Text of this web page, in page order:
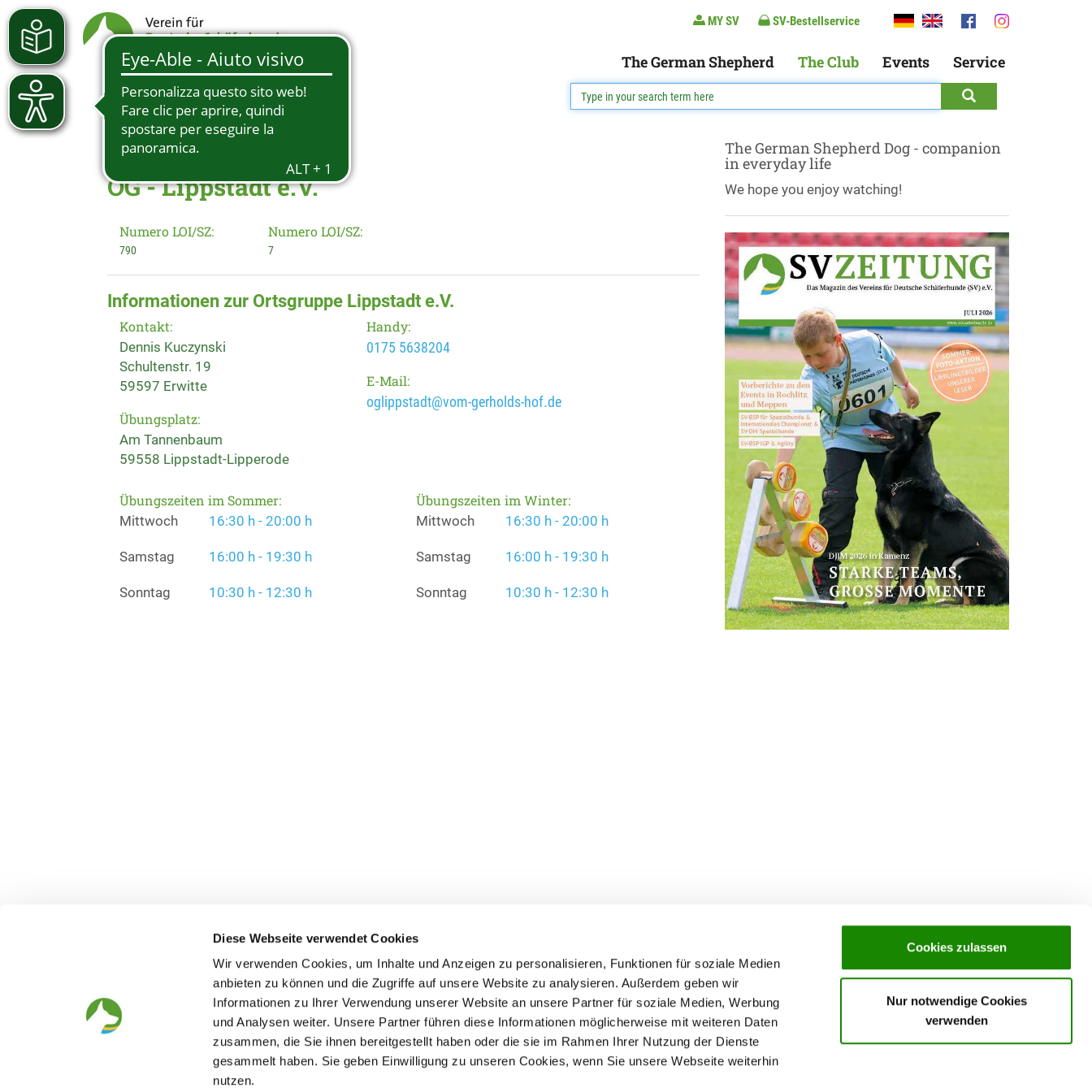
Diese Webseite verwendet Cookies
Wir verwenden Cookies, um Inhalte und Anzeigen zu personalisieren, Funktionen für soziale Medien
anbieten zu können und die Zugriffe auf unsere Website zu analysieren. Außerdem geben wir
Informationen zu Ihrer Verwendung unserer Website an unsere Partner für soziale Medien, Werbung
und Analysen weiter. Unsere Partner führen diese Informationen möglicherweise mit weiteren Daten
zusammen, die Sie ihnen bereitgestellt haben oder die sie im Rahmen Ihrer Nutzung der Dienste
gesammelt haben. Sie geben Einwilligung zu unseren Cookies, wenn Sie unsere Webseite weiterhin
nutzen.
Cookies zulassen
Nur notwendige Cookies
verwenden
MY SV SV-Bestellservice
The German Shepherd The Club Events Service
OG - Lippstadt e.V.
Numero LOI/SZ:
790
Numero LOI/SZ:
7
Informationen zur Ortsgruppe Lippstadt e.V.
Kontakt:
Dennis Kuczynski
Schultenstr. 19
59597 Erwitte
Übungsplatz:
Am Tannenbaum
59558 Lippstadt-Lipperode
Handy:
0175 5638204
E-Mail:
oglippstadt@vom-gerholds-hof.de
Übungszeiten im Sommer:
Mittwoch 16:30 h - 20:00 h
Samstag 16:00 h - 19:30 h
Sonntag 10:30 h - 12:30 h
Übungszeiten im Winter:
Mittwoch 16:30 h - 20:00 h
Samstag 16:00 h - 19:30 h
Sonntag 10:30 h - 12:30 h
The German Shepherd Dog - companion
in everyday life
We hope you enjoy watching!
The German Shepherd
Everything about the breed
Breeding and upbringing
Helper and saviour
The Club
Structur
SV magazine
Events
Association's main events
Supra-regional events VDH/FCI
Service
Become a member
Paymentsystem